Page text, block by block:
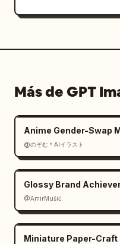
Más de GPT
Anime Gender-Swap
@のぞむ＊AIイラスト
Glossy Brand
@AmirMušić
Miniature Paper-